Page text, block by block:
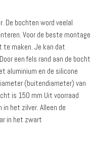
De bochten word veelal
Voor de beste montage
te maken. Je kan dat
een fels rand aan de bocht
aluminium en de silicone
(buitendiameter) van
is 150 mm Uit voorraad
het zilver. Alleen de
in het zwart